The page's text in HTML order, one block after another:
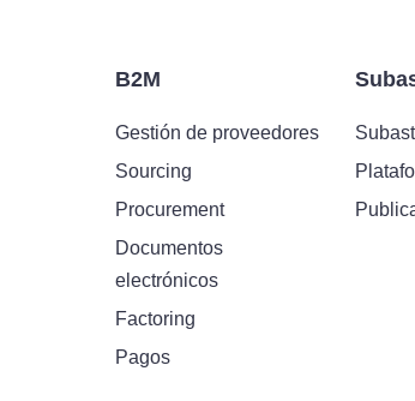
B2M
Gestión de proveedores
Sourcing
Procurement
Documentos
electrónicos
Factoring
Pagos